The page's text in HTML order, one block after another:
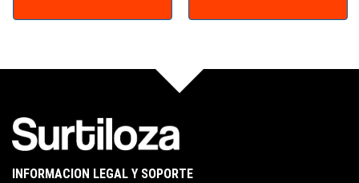
INFORMACION LEGAL Y SOPORTE